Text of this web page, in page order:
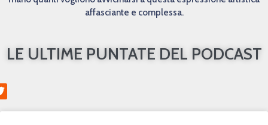
affasciante e complessa.
LE ULTIME PUNTATE DEL PODCAST